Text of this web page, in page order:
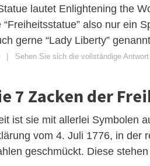
lautet Enlightening the
also nur ein
gerne “Lady Liberty”
| Sehen Sie sich die vollständige
7 Zacken der
ist sie mit allerlei Symbolen
vom 4. Juli 1776, in der
geschmückt. Diese